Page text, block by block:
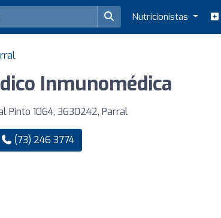
Nutricionistas
Inmunomédica
Pinto 1064, 3630242, Parral
(73) 246 3774